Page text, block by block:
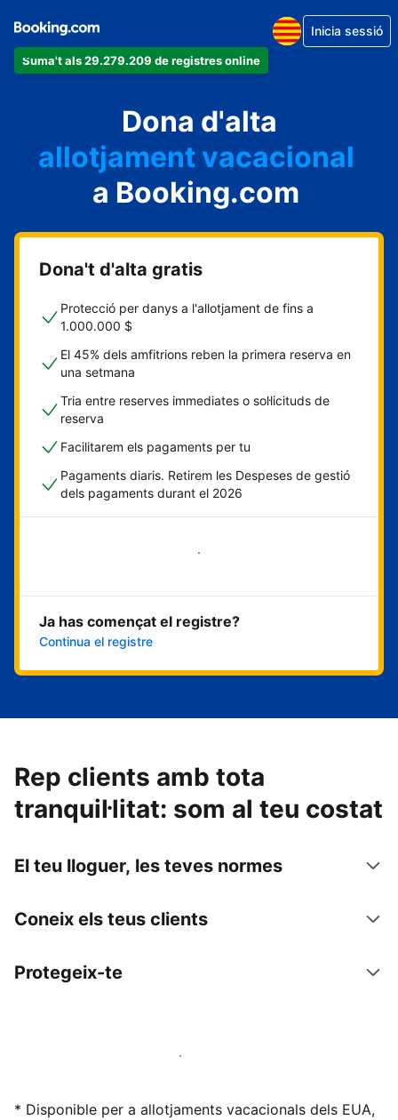
Suma't als 29.279.209 de registres online
Inicia sessió
Dona d'alta
un apartament
un hotel
allotjament vacacional
un hostal
una casa rural
a Booking.com
Dona't d'alta gratis
Protecció per danys a l'allotjament de fins a
1.000.000 $
El 45% dels amfitrions reben la primera reserva en
una setmana
Tria entre reserves immediates o sol·licituds de
reserva
Facilitarem els pagaments per tu
Pagaments diaris. Retirem les Despeses de gestió
dels pagaments durant el 2026
Comença ara
Ja has començat el registre?
Continua el registre
Rep clients amb tota
tranquil·litat: som al teu costat
El teu lloguer, les teves normes
Coneix els teus clients
Protegeix-te
Lloga l'allotjament amb nosaltres avui mateix
* Disponible per a allotjaments vacacionals dels EUA,